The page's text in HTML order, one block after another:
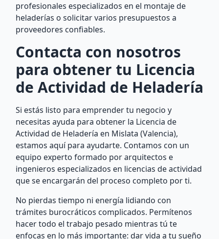
profesionales especializados en el montaje de
heladerías o solicitar varios presupuestos a
proveedores confiables.
Contacta con nosotros
para obtener tu Licencia
de Actividad de Heladería
Si estás listo para emprender tu negocio y
necesitas ayuda para obtener la Licencia de
Actividad de Heladería en Mislata (Valencia),
estamos aquí para ayudarte. Contamos con un
equipo experto formado por arquitectos e
ingenieros especializados en licencias de actividad
que se encargarán del proceso completo por ti.
No pierdas tiempo ni energía lidiando con
trámites burocráticos complicados. Permítenos
hacer todo el trabajo pesado mientras tú te
enfocas en lo más importante: dar vida a tu sueño